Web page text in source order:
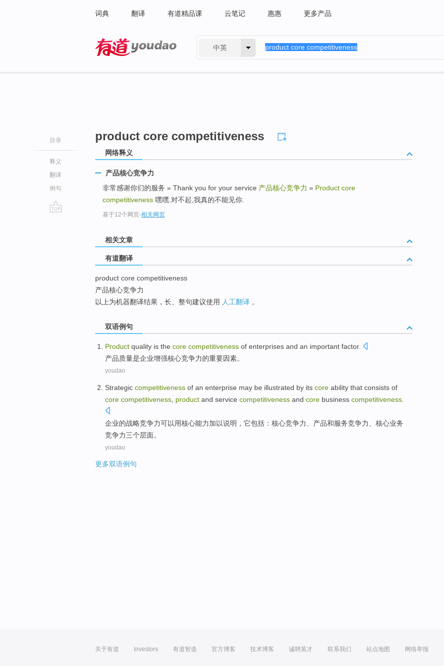
词典 翻译 有道精品课 云笔记 惠惠 更多产品
中英
目录
释义
翻译
例句
product core competitiveness
网络释义
产品核心竞争力
非常感谢你们的服务 » Thank you for your service 产品核心竞争力 » Product core
competitiveness 嘿嘿.对不起,我真的不能见你.
基于12个网页-相关网页
相关文章
有道翻译
product core competitiveness
产品核心竞争力
以上为机器翻译结果，长、整句建议使用 人工翻译 。
双语例句
Product quality is the core competitiveness of enterprises and an important factor.
产品质量是企业增强核心竞争力的重要因素。
youdao
Strategic competitiveness of an enterprise may be illustrated by its core ability that consists of
core competitiveness product and service competitiveness and core business competitiveness
企业的战略竞争力可以 用核心能力加以说明 ，它包括 ：核心竞争力、 产品和服务竞争力、核心业务
竞争力三个层面。
youdao
更多双语例句
关于有道 Investors 有道智选 官方博客 技术博客 诚聘英才 联系我们 站点地图 网络举报